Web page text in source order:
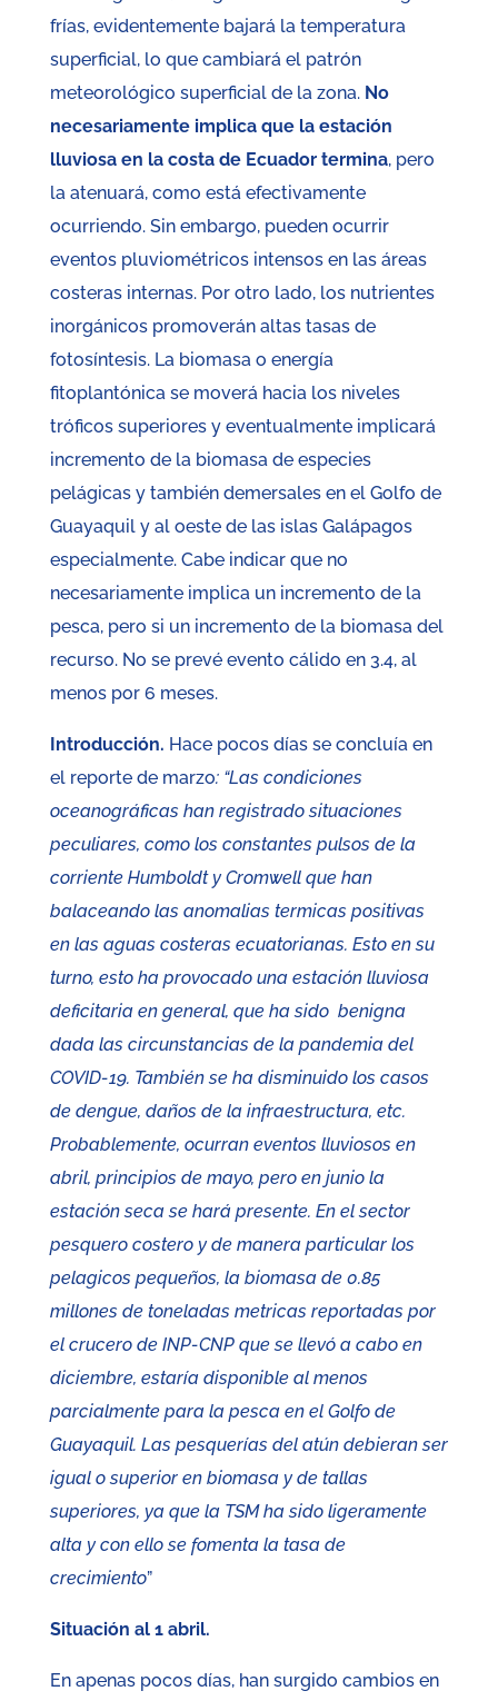
frías, evidentemente bajará la temperatura
superficial, lo que cambiará el patrón
meteorológico superficial de la zona. No
necesariamente implica que la estación
lluviosa en la costa de Ecuador termina, pero
la atenuará, como está efectivamente
ocurriendo. Sin embargo, pueden ocurrir
eventos pluviométricos intensos en las áreas
costeras internas. Por otro lado, los nutrientes
inorgánicos promoverán altas tasas de
fotosíntesis. La biomasa o energía
fitoplantónica se moverá hacia los niveles
tróficos superiores y eventualmente implicará
incremento de la biomasa de especies
pelágicas y también demersales en el Golfo de
Guayaquil y al oeste de las islas Galápagos
especialmente. Cabe indicar que no
necesariamente implica un incremento de la
pesca, pero si un incremento de la biomasa del
recurso. No se prevé evento cálido en 3.4, al
menos por 6 meses.
Introducción. Hace pocos días se concluía en
el reporte de marzo: “Las condiciones
oceanográficas han registrado situaciones
peculiares, como los constantes pulsos de la
corriente Humboldt y Cromwell que han
balaceando las anomalias termicas positivas
en las aguas costeras ecuatorianas. Esto en su
turno, esto ha provocado una estación lluviosa
deficitaria en general, que ha sido benigna
dada las circunstancias de la pandemia del
COVID-19. También se ha disminuido los casos
de dengue, daños de la infraestructura, etc.
Probablemente, ocurran eventos lluviosos en
abril, principios de mayo, pero en junio la
estación seca se hará presente. En el sector
pesquero costero y de manera particular los
pelagicos pequeños, la biomasa de 0.85
millones de toneladas metricas reportadas por
el crucero de INP-CNP que se llevó a cabo en
diciembre, estaría disponible al menos
parcialmente para la pesca en el Golfo de
Guayaquil. Las pesquerías del atún debieran ser
igual o superior en biomasa y de tallas
superiores, ya que la TSM ha sido ligeramente
alta y con ello se fomenta la tasa de
crecimiento”
Situación al 1 abril.
En apenas pocos días, han surgido cambios en